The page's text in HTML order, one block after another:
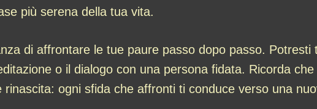
più serena della tua vita.
di affrontare le tue paure passo dopo passo. Potresti
o il dialogo con una persona fidata. Ricorda
ogni sfida che affronti ti conduce verso una